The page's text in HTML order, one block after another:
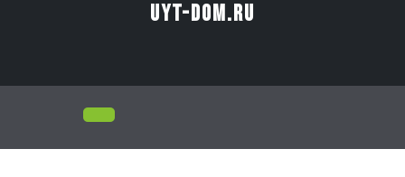
uyt-dom.ru